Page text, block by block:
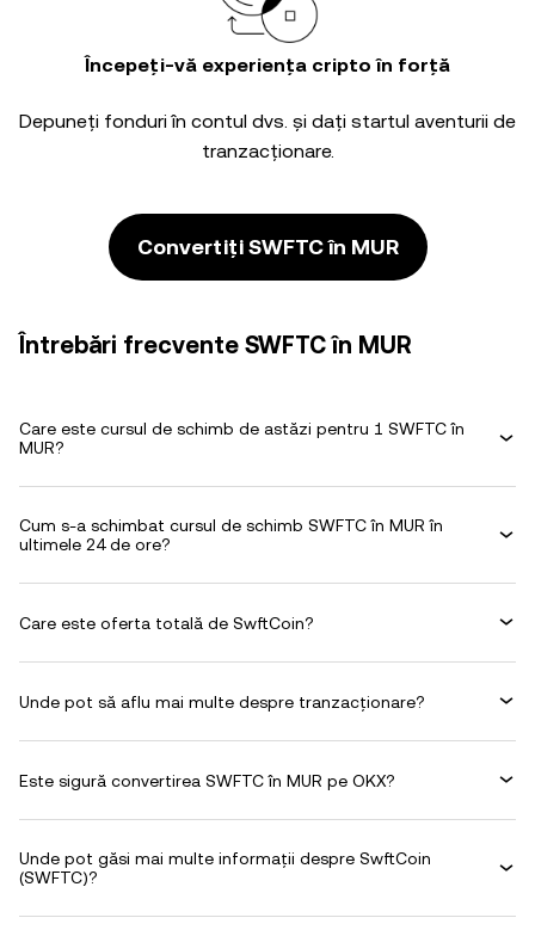
Începeți-vă experiența cripto în forță
Depuneți fonduri în contul dvs. și dați startul aventurii de
tranzacționare.
Convertiți SWFTC în MUR
Întrebări frecvente SWFTC în MUR
Care este cursul de schimb de astăzi pentru 1 SWFTC în
MUR?
Cum s-a schimbat cursul de schimb SWFTC în MUR în
ultimele 24 de ore?
Care este oferta totală de SwftCoin?
Unde pot să aflu mai multe despre tranzacționare?
Este sigură convertirea SWFTC în MUR pe OKX?
Unde pot găsi mai multe informații despre SwftCoin
(SWFTC)?